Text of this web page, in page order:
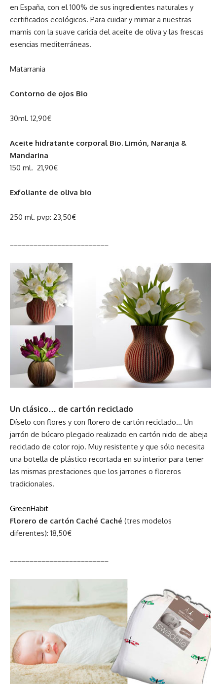
en España, con el 100% de sus ingredientes naturales y
certificados ecológicos. Para cuidar y mimar a nuestras
mamis con la suave caricia del aceite de oliva y las frescas
esencias mediterráneas.
Matarrania
Contorno de ojos Bio
30ml. 12,90€
Aceite hidratante corporal Bio. Limón, Naranja &
Mandarina
150 ml. 21,90€
Exfoliante de oliva bio
250 ml. pvp: 23,50€
Un clásico… de cartón reciclado
Díselo con flores y con florero de cartón reciclado… Un
jarrón de búcaro plegado realizado en cartón nido de abeja
reciclado de color rojo. Muy resistente y que sólo necesita
una botella de plástico recortada en su interior para tener
las mismas prestaciones que los jarrones o floreros
tradicionales.
GreenHabit
Florero de cartón Caché Caché (tres modelos
diferentes): 18,50€